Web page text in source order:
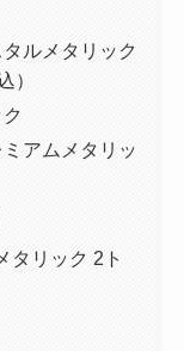
ルメタリック
）
アムメタリッ
タリック 2ト